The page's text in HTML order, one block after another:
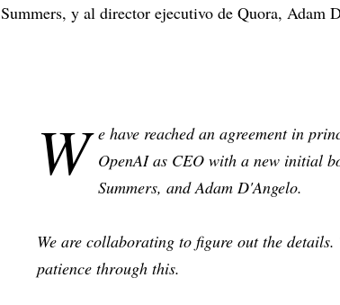
Summers, y al director ejecutivo de Quora, Adam
W e have reached an agreement in
OpenAI as CEO with a new initial
Summers, and Adam D'Angelo.
We are collaborating to figure out the
patience through this.